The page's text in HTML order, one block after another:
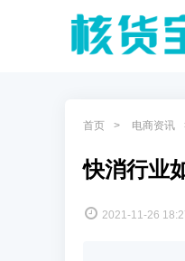
首页 电商资讯
快消行业
2021-11-26